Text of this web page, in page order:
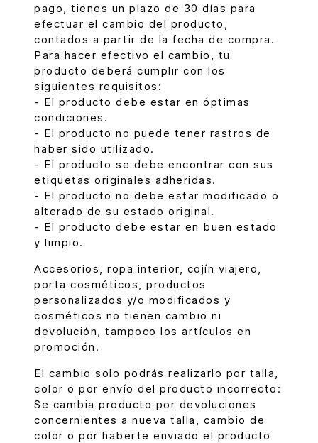
pago, tienes un plazo de 30 días para
efectuar el cambio del producto,
contados a partir de la fecha de compra.
Para hacer efectivo el cambio, tu
producto deberá cumplir con los
siguientes requisitos:
- El producto debe estar en óptimas
condiciones.
- El producto no puede tener rastros de
haber sido utilizado.
- El producto se debe encontrar con sus
etiquetas originales adheridas.
- El producto no debe estar modificado o
alterado de su estado original.
- El producto debe estar en buen estado
y limpio.
Accesorios, ropa interior, cojín viajero,
porta cosméticos, productos
personalizados y/o modificados y
cosméticos no tienen cambio ni
devolución, tampoco los artículos en
promoción.
El cambio solo podrás realizarlo por talla,
color o por envío del producto incorrecto:
Se cambia producto por devoluciones
concernientes a nueva talla, cambio de
color o por haberte enviado el producto